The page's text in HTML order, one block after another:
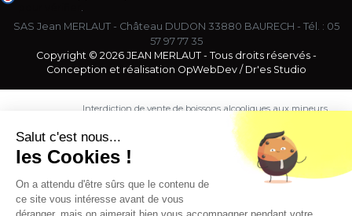
SAS Jean MERLAUT - Château DUDON 33880 BAURECH - Tél. : 05
57 97 77 35
Copyright © 2026 JEAN MERLAUT - Tous droits réservés -
Conception et réalisation OpWebDev/ Dr'es Studio
Interdiction de vente de boissons alcooliques aux mineurs
de moins de 18 ans. La preuve de majorité de l'acheteur
est exigée au moment de la vente en ligne.
CODE DE LA SANTE PUBLIQUE, ART. L. 3342-1 et L. 3353-3
L'abus d'alcool est dangereux pour la santé. Sachez
Salut c'est nous...
les Cookies !
On a attendu d'être sûrs que le contenu de
ce site vous intéresse avant de vous
déranger, mais on aimerait bien vous accompagner pendant votre